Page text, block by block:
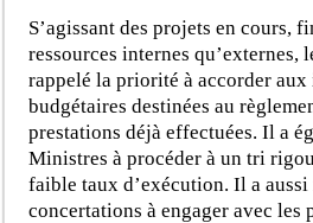
S’agissant des projets en cours,
ressources internes qu’externes,
rappelé la priorité à accorder
budgétaires destinées au
prestations déjà effectuées. Il a
Ministres à procéder à un tri
faible taux d’exécution. Il a aussi
concertations à engager avec les